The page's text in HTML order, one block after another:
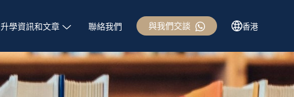
升學資訊和文章 聯絡我們 與我們交談 香港